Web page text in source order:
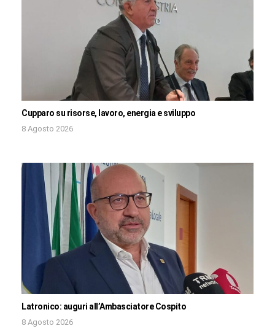
Cupparo su risorse, lavoro, energia e sviluppo
8 Agosto 2026
Latronico: auguri all’Ambasciatore Cospito
8 Agosto 2026